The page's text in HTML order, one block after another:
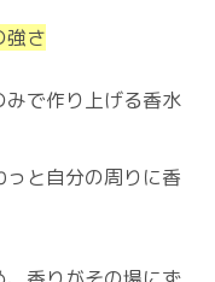
強さ
で作り上げる香水
と自分の周りに香